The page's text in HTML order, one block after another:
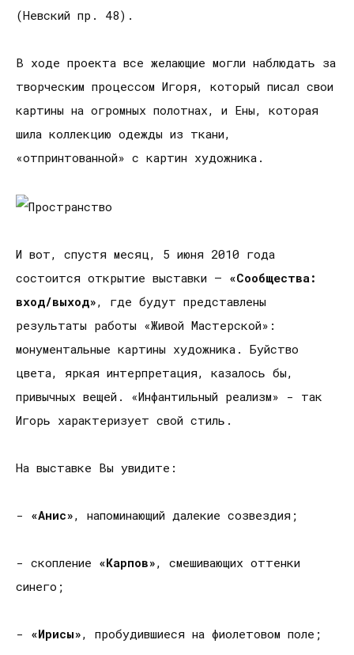
(Невский пр. 48).
В ходе проекта все желающие могли наблюдать за
творческим процессом Игоря, который писал свои
картины на огромных полотнах, и Ены, которая
шила коллекцию одежды из ткани,
«отпринтованной» с картин художника.
И вот, спустя месяц, 5 июня 2010 года
состоится открытие выставки – «Сообщества:
вход/выход», где будут представлены
результаты работы «Живой Мастерской»:
монументальные картины художника. Буйство
цвета, яркая интерпретация, казалось бы,
привычных вещей. «Инфантильный реализм» - так
Игорь характеризует свой стиль.
На выставке Вы увидите:
- «Анис», напоминающий далекие созвездия;
- скопление «Карпов», смешивающих оттенки
синего;
- «Ирисы», пробудившиеся на фиолетовом поле;